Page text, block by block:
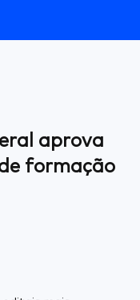
aprova
formação